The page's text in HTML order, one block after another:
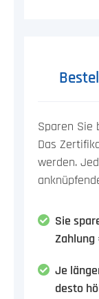
Sparen Sie
Das
werden.
Sie
Zahlung
Je
desto